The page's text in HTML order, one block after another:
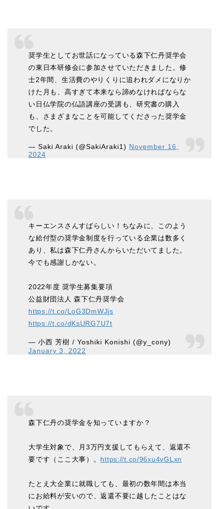
奨学生としてお世話になっている森下仁丹奨学会
の東日本研修会に参加させていただきました。修
士2年間、生活費のやりくりに追われダメになりか
けた月も、高すぎて本来なら諦めなければならな
い日仏学院の仏語講座の受講も、研究書の購入
も、さまざまなことを可能してくださった奨学金
でした。
— Saki Araki (@SakiAraki1) November 16,
2024
キーエンスさんすばらしい！ちなみに、このよう
な給付型の奨学金制度を行っている企業は数多く
あり、私は森下仁丹さんからいただいてました。
今でも感謝しかない。
2022年度 奨学生募集要項
公益財団法人 森下仁丹奨学会
https://t.co/LoG3DmWJjs
https://t.co/dKsURG7U7t
— 小西 芳樹 / Yoshiki Konishi (@y_cony)
January 3, 2022
森下仁丹の奨学金を知っていますか？
大学生対象で、月3万円支援してもらえて、返還不
要です（ここ大事）。 https://t.co/96xu4vGLxn
たとえ大企業に就職しても、最初の数年間は本当
にお給料が安いので、返還不要に越したことはな